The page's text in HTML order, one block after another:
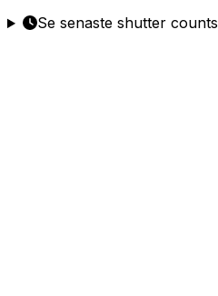
Se senaste shutter counts